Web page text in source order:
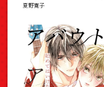
夏野寛子